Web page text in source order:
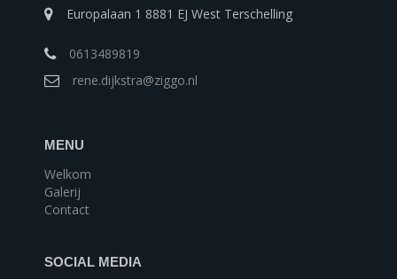
Europalaan 1 8881 EJ West Terschelling
0613489819
rene.dijkstra@ziggo.nl
MENU
Welkom
Galerij
Contact
SOCIAL MEDIA